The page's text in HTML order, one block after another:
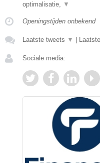
optimalisatie, ▼
Openingstijden onbekend
Laatste tweets ▼
Sociale media: